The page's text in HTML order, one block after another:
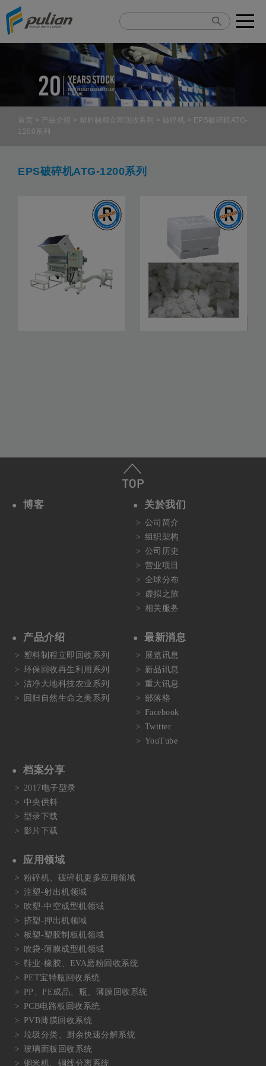
首页 > 产品介绍 > 塑料制程立即回收系列 > 破碎机
> EPS破碎机ATG-
1200系列
EPS破碎机ATG-1200系列
关於我们
公司简介
组织架构
公司历史
营业项目
全球分布
虚拟之旅
相关服务
产品介绍
塑料制程立即回收系列
环保回收再生利用系列
洁净大地科技农业系列
回归自然生命之美系列
最新消息
展览讯息
新品讯息
重大讯息
部落格
Facebook
Twitter
YouTube
应用领域
粉碎机、破碎机更多应用领域
注塑-射出机领域
吹塑-中空成型机领域
挤塑-押出机领域
板塑-塑胶制板机领域
吹袋-薄膜成型机领域
鞋业-橡胶、EVA磨粉回收系统
PET宝特瓶回收系统
PP、PE成品、瓶、薄膜回收系统
PCB电路板回收系统
PVB薄膜回收系统
垃圾分类、厨余快速分解系统
玻璃面板回收系统
铜米机、铜线分离系统
档案分享
2017电子型录
中央供料
型录下载
影片下载
博客
Cookie管理面板